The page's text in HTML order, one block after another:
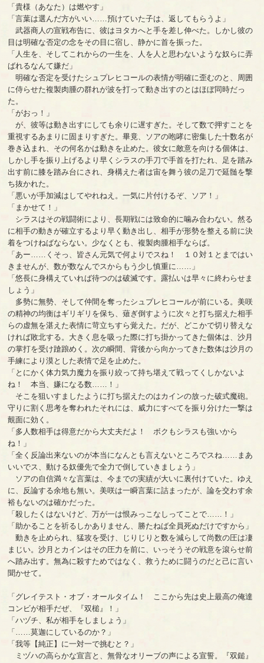
「貴様（あなた）は燃やす」
「言葉は選んだ方がいい……預けていた子は、返してもらうよ」
武器商人の宣戦布告に、彼はヨタカへと手を差し伸べた。しかし彼の
目は明確な否定の念をその目に宿し、静かに首を振った。
「人生を、そしてこれからの一生を、人を人と思わないような奴らに弄
ばれるなんて嫌だ」
明確な否定を受けたシュプレヒコールの表情が明確に歪むのと、周囲
に侍らせた複製肉腫の群れが波を打って動き出すのとはほぼ同時だっ
た。
「がおっ！」
が、彼等は動き出すにしても余りに遅すぎた。そして数で押すことを
重視するあまりに固まりすぎた。畢竟、ソアの咆哮に密集した十数名が
巻き込まれ、その何名かは動きを止めた。彼女に敵意を向ける個体は、
しかし手を振り上げるより早くシラスの手刀で手首を打たれ、足を踏み
出す前に膝を踏み台にされ、身構えた者は宙を舞う彼の足刀で延髄を撃
ち抜かれた。
「悪いが手加減はしてやれねえ。一気に片付けるぞ、ソア！」
「まかせて！」
シラスはその戦闘術により、長期戦には致命的に噛み合わない。然る
に相手の動きが確立するより早く動き出し、相手が形勢を整える前に決
着をつけねばならない。少なくとも、複製肉腫相手ならば。
「あー……くそっ、皆さん元気で何よりでスね！ １０対１とまではい
きませんが、数が数なんでスからもう少し慎重に……」
「悠長に身構えていれば待つのは破滅です。露払いは早々に終わらせま
しょう」
多勢に無勢、そして仲間を奪ったシュプレヒコールが前にいる。美咲
の精神の均衡はギリギリを保ち、薙ぎ倒すように次々と打ち据えた相手
らの虚無を湛えた表情に苛立ちすら覚えた。だが、どこかで切り替えな
ければ敗北する。大きく息を吸った際に打ち掛かってきた個体は、沙月
の掌打を受け蹌踉めく。次の瞬間、背後から向かってきた数体は沙月の
手練により漠とした表情で足を止めた。
「とにかく体力気力魔力を振り絞って持ち堪えて戦ってくしかないよ
ね！ 本当、嫌になる数……！」
そこを狙いすましたように打ち据えたのはカインの放った破式魔砲。
守りに割く思考を奪われたそれには、威力にすべてを振り分けた一撃は
覿面に効く。
「多人数相手は得意だから大丈夫だよ！ ボクもシラスも強いから
ね！」
「全く反論出来ないのが本当になんとも言えないところでスね……まあ
いいでス、動ける奴優先で全力で倒していきましょう」
ソアの自信満々な言葉は、今までの実績が大いに裏付けていた。ゆえ
に、反論する余地も無い。美咲は一瞬言葉に詰まったが、論を交わす余
裕もないのは確かだった。
「殺したくはないけど、万が一は恨みっこなしってことで……！」
「助かることを祈るしかありません、勝たねば全員死ぬだけですから」
動きを止められ、猛攻を受け、じりじりと数を減らして尚数の圧は凄
まじい。沙月とカインはその圧力を前に、いっそうその戦意を滾らせ前
へ踏み出す。無為に殺すためではなく、救うために闘うのだと己に言い
聞かせて。
「グレイテスト・オブ・オールタイム！ ここから先は史上最高の俺達
コンビが相手だぜ、『双槌』！」
「ハヅチ、私が相手をしましょう」
「……莫迦にしているのか？」
「我等【純正】に一対一で挑むと？」
ミヅハの高らかな宣言と、無骨なオリーブの声による宣誓。『双鎚』